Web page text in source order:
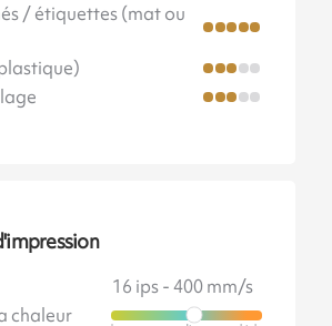
/ étiquettes (mat ou
16 ips - 400 mm/s
chaleur